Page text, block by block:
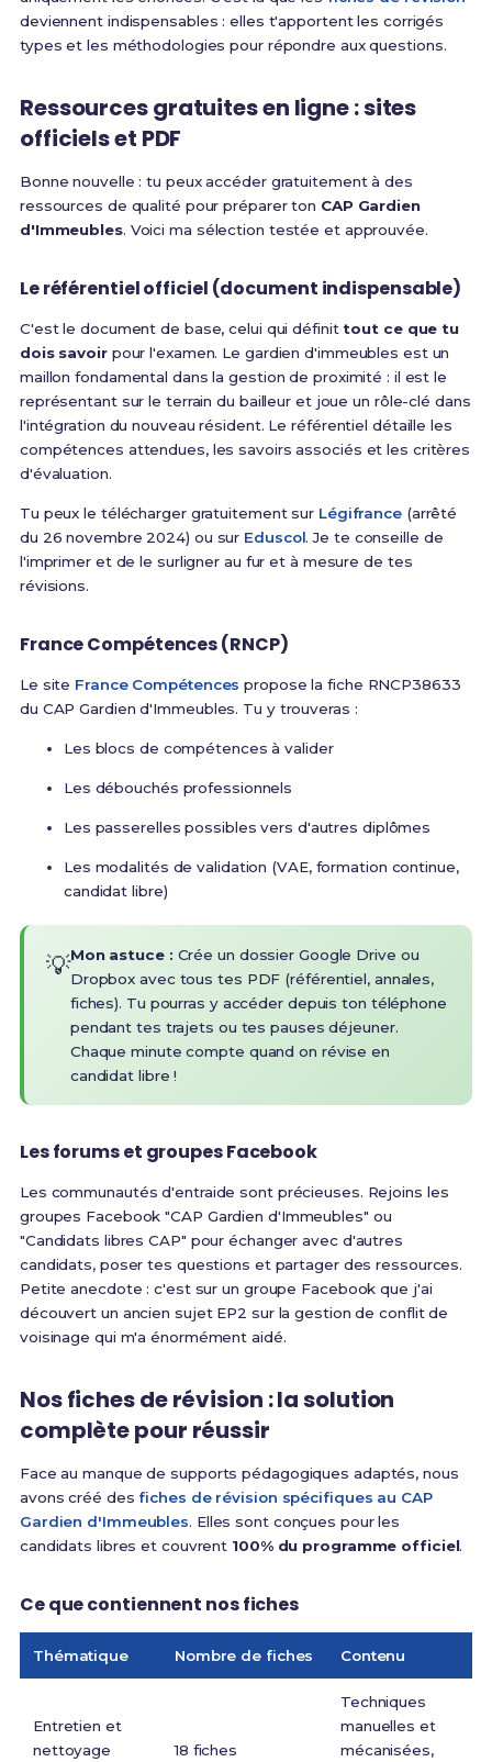
deviennent indispensables : elles t'apportent les corrigés
types et les méthodologies pour répondre aux questions.
Ressources gratuites en ligne : sites
officiels et PDF
Bonne nouvelle : tu peux accéder gratuitement à des
ressources de qualité pour préparer ton CAP Gardien
d'Immeubles. Voici ma sélection testée et approuvée.
Le référentiel officiel (document indispensable)
C'est le document de base, celui qui définittout ce que tu
dois savoirpour l'examen. Le gardien d'immeubles est un
maillon fondamental dans la gestion de proximité : il est le
représentant sur le terrain du bailleur et joue un rôle-clé dans
l'intégration du nouveau résident. Le référentiel détaille les
compétences attendues, les savoirs associés et les critères
d'évaluation.
Tu peux le télécharger gratuitement sur Légifrance(arrêté
du 26 novembre 2024) ou sur Eduscol. Je te conseille de
l'imprimer et de le surligner au fur et à mesure de tes
révisions.
France Compétences (RNCP)
Le site France Compétences propose la fiche RNCP38633
du CAP Gardien d'Immeubles. Tu y trouveras :
Les blocs de compétences à valider
Les débouchés professionnels
Les passerelles possibles vers d'autres diplômes
Les modalités de validation (VAE, formation continue,
candidat libre)
💡Mon astuce : Crée un dossier Google Drive ou
Dropbox avec tous tes PDF (référentiel, annales,
fiches). Tu pourras y accéder depuis ton téléphone
pendant tes trajets ou tes pauses déjeuner.
Chaque minute compte quand on révise en
candidat libre !
Les forums et groupes Facebook
Les communautés d'entraide sont précieuses. Rejoins les
groupes Facebook "CAP Gardien d'Immeubles" ou
"Candidats libres CAP" pour échanger avec d'autres
candidats, poser tes questions et partager des ressources.
Petite anecdote : c'est sur un groupe Facebook que j'ai
découvert un ancien sujet EP2 sur la gestion de conflit de
voisinage qui m'a énormément aidé.
Nos fiches de révision : la solution
complète pour réussir
Face au manque de supports pédagogiques adaptés, nous
avons créé des fiches de révision spécifiques au CAP
Gardien d'Immeubles. Elles sont conçues pour les
candidats libres et couvrent 100% du programme officiel.
Ce que contiennent nos fiches
Thématique Nombre de fiches Contenu
Entretien et
nettoyage
18 fiches
Techniques
manuelles et
mécanisées,